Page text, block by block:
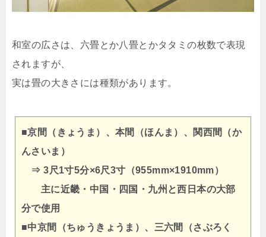
和室の広さは、六畳とか八畳とかタタミの枚数で表現
されますが、
実は畳の大きさには種類があります。
■京間（きょうま）、本間（ほんま）、関西間（か
んさいま）
⇒ 3尺1寸5分×6尺3寸（955mm×1910mm）
主に近畿・中国・四国・九州と西日本の大部
分で使用
■中京間（ちゅうきょうま）、三六間（さぶろく